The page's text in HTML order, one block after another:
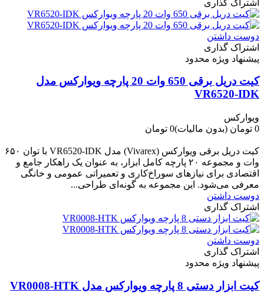
اشتراک گذاری
دوست داشتن
اشتراک گذاری
پیشنهاد ویژه محدود
کیت دریل برقی 650 وات 20 پارچه ویوارکس مدل
VR6520-IDK
ویوارکس
0 تومان
(بدون مالیات)0 تومان
کیت دریل برقی ویوارکس (Vivarex) مدل VR6520-IDK با توان ۶۵۰
وات و مجموعه ۲۰ پارچه کامل ابزار، به عنوان یک راهکار جامع و
اقتصادی برای نیازهای سوراخ‌کاری و تعمیراتی عمومی و خانگی
معرفی می‌شود. این مجموعه به گونه‌ای طراحی...
دوست داشتن
اشتراک گذاری
دوست داشتن
اشتراک گذاری
پیشنهاد ویژه محدود
کیت ابزار دستی 8 پارچه ویوارکس مدل VR0008-HTK